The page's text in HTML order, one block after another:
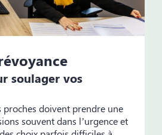
soulager vos
proches doivent prendre une
souvent dans l’urgence et